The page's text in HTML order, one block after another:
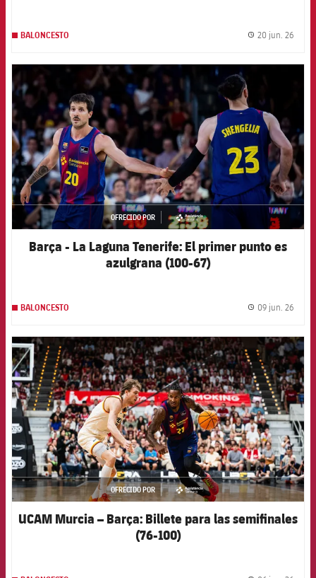
BALONCESTO 20 jun. 26
FCB Barcelona badge
OFRECIDO POR
asistencia
Barça - La Laguna Tenerife: El primer punto es
azulgrana (100-67)
BALONCESTO 09 jun. 26
FCB Barcelona badge
OFRECIDO POR
asistencia
UCAM Murcia – Barça: Billete para las semifinales
(76-100)